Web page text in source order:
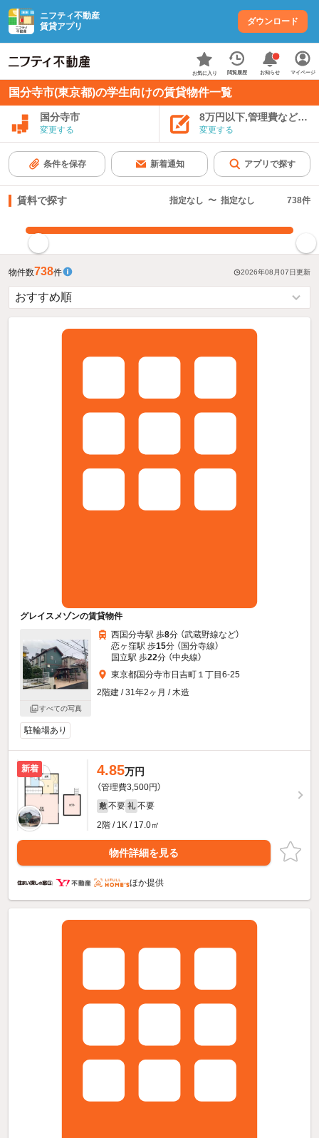
ニフティ不動産
賃貸アプリ
ダウンロード
お気に入り 閲覧履歴 お知らせ マイページ
国分寺市(東京都)の学生向けの賃貸物件一覧
国分寺市
変更する
8万円以下,管理費など込み
変更する
条件を保存 新着通知 アプリで探す
賃料で探す 指定なし 〜 指定なし 738件
物件数738件 2026年08月07日更新
グレイスメゾンの賃貸物件
すべての写真
西国分寺駅 歩8分 （武蔵野線など）
恋ヶ窪駅 歩15分 （国分寺線）
国立駅 歩22分 （中央線）
東京都国分寺市日吉町１丁目6-25
2階建 / 31年2ヶ月 / 木造
駐輪場あり
新着 4.85万円
（管理費3,500円）
敷 不要 礼 不要
2階 / 1K / 17.0㎡
物件詳細を見る
ほか提供